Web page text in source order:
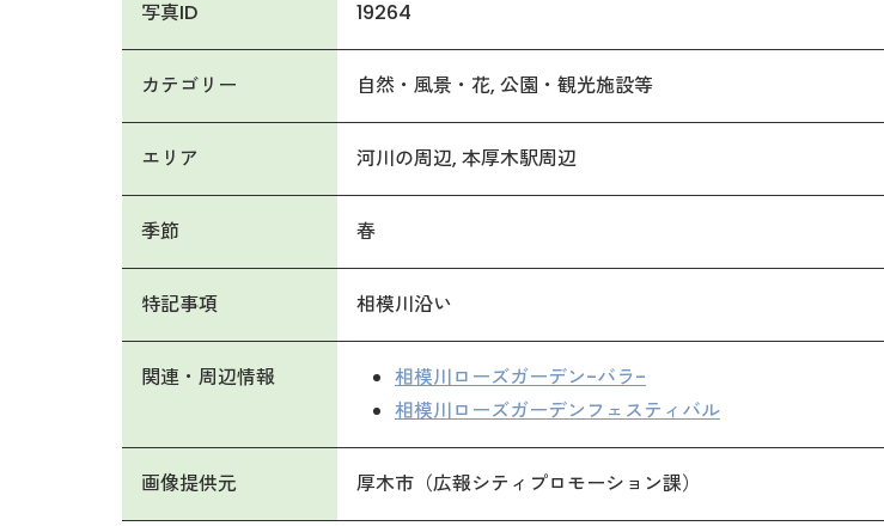
写真ID 19264
カテゴリー 自然・風景・花 公園・観光施設等
エリア 河川の周辺 本厚木駅周辺
季節 春
特記事項 相模川沿い
関連・周辺情報
相模川ローズガーデン-バラ-
相模川ローズガーデンフェスティバル
画像提供元 厚木市（広報シティプロモーション課）